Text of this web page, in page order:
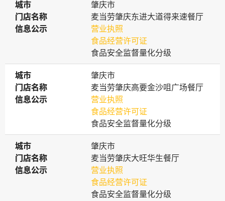
城市
城市
肇庆市
门店名称
门店名称
麦当劳肇庆东进大道得来速餐厅
信息公示
信息公示
营业执照
食品经营许可证
食品安全监督量化分级
城市
城市
肇庆市
门店名称
门店名称
麦当劳肇庆高要金沙咀广场餐厅
信息公示
信息公示
营业执照
食品经营许可证
食品安全监督量化分级
城市
城市
肇庆市
门店名称
门店名称
麦当劳肇庆大旺华生餐厅
信息公示
信息公示
营业执照
食品经营许可证
食品安全监督量化分级